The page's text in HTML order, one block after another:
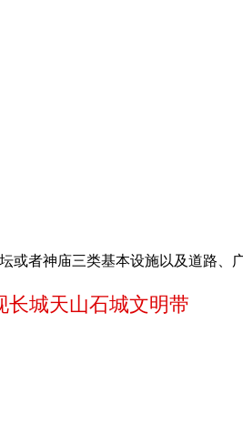
者神庙三类基本设施以及道路
长城天山石城文明带